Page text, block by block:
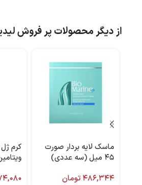
از دیگر محصولات پر فروش
ماسک لایه بردار صورت
۴۵ میل (سه عددی)
۴۸۶,۳۴۴تومان
کرم